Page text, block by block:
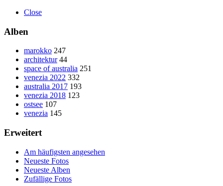
Close
Alben
marokko 247
architektur 44
space of australia 251
venezia 2022 332
australia 2017 193
venezia 2018 123
ostsee 107
venezia 145
Erweitert
Am häufigsten angesehen
Neueste Fotos
Neueste Alben
Zufällige Fotos